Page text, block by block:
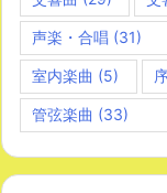
声楽・合唱 (31)
室内楽曲 (5)
管弦楽曲 (33)